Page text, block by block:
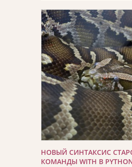
НОВЫЙ СИНТАКСИС
КОМАНДЫ WITH В